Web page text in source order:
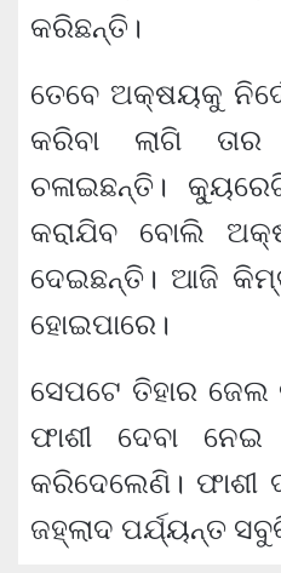
କରିଛନ୍ତି।
ତେବେ ଅକ୍ଷୟକୁ
କରିବା ଲାଗି
ଚଳାଇଛନ୍ତି।
କରାଯିବ ବୋଲି
ଦେଇଛନ୍ତି। ଆଜି
ହୋଇପାରେ।
ସେପଟେ ତିହାର ଜେଲ
ଫାଶୀ ଦେବା
କରିଦେଲେଣି।
ଜହ୍ଲାଦ ପର୍ଯ୍ୟନ୍ତ